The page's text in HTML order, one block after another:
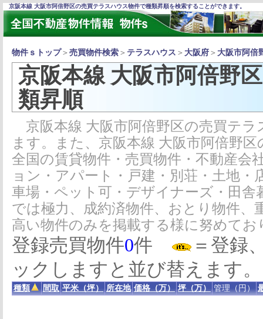
京阪本線 大阪市阿倍野区の売買テラスハウス物件で種類昇順を検索することができます。
物件ｓトップ＞ 売買物件検索 ＞ テラスハウス ＞ 大阪府 ＞ 大阪市阿倍
京阪本線 大阪市阿倍野
類昇順
京阪本線 大阪市阿倍野区の売買テ
ます。また、京阪本線 大阪市阿倍野
全国の賃貸物件・売買物件・不動産会
ョン・アパート・戸建・別荘・土地
車場・ペット可・デザイナーズ・田
では極力、成約済物件、おとり物件
高い物件のみを掲載する様に努めてお
登録売買物件0件
＝登録
ックしますと並び替えます。
種類 間取 平米（坪） 所在地 価格（万） 坪（万） 管理（円）